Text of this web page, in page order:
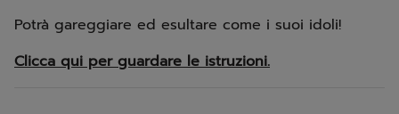
Potrà gareggiare ed esultare come i suoi idoli!
Clicca qui per guardare le istruzioni.